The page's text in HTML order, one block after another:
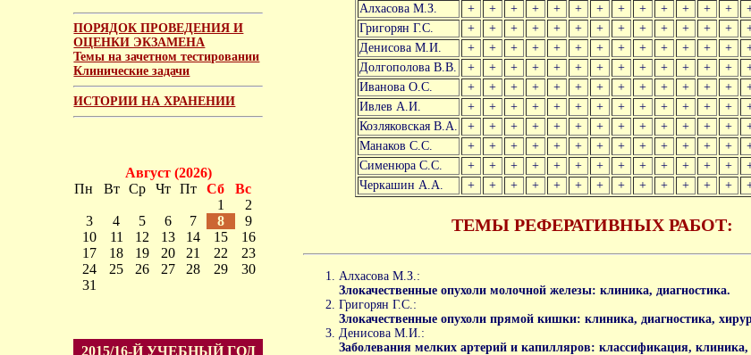
ПОРЯДОК ПРОВЕДЕНИЯ И
ОЦЕНКИ ЭКЗАМЕНА
Темы на зачетном тестировании
Клинические задачи
ИСТОРИИ НА ХРАНЕНИИ
Август (2026)
Пн
Вт Ср Чт Пт Сб
Вс
1
2
3
4 5 6 7 8
9
10
11 12 13 14 15
16
17
18 19 20 21 22
23
24
25 26 27 28 29
30
31
2015/16-Й УЧЕБНЫЙ ГОД
Алхасова М.З.
+ + + + + + + + + + + + +
Григорян Г.С.
+ + + + + + + + + + + + +
Денисова М.И.
+ + + + + + + + + + + + +
Долгополова В.В.
+ + + + + + + + + + + + +
Иванова О.С.
+ + + + + + + + + + + + +
Ивлев А.И.
+ + + + + + + + + + + + +
Козляковская В.А.
+ + + + + + + + + + + + +
Манаков С.С.
+ + + + + + + + + + + + +
Сименюра С.С.
+ + + + + + + + + + + + +
Черкашин А.А.
+ + + + + + + + + + + + +
ТЕМЫ РЕФЕРАТИВНЫХ РАБОТ:
Алхасова М.З.:
Злокачественные опухоли молочной железы: клиника, диагностика.
Григорян Г.С.:
Злокачественные опухоли прямой кишки: клиника, диагностика,
Денисова М.И.:
Заболевания мелких артерий и капилляров: классификация, клиника,